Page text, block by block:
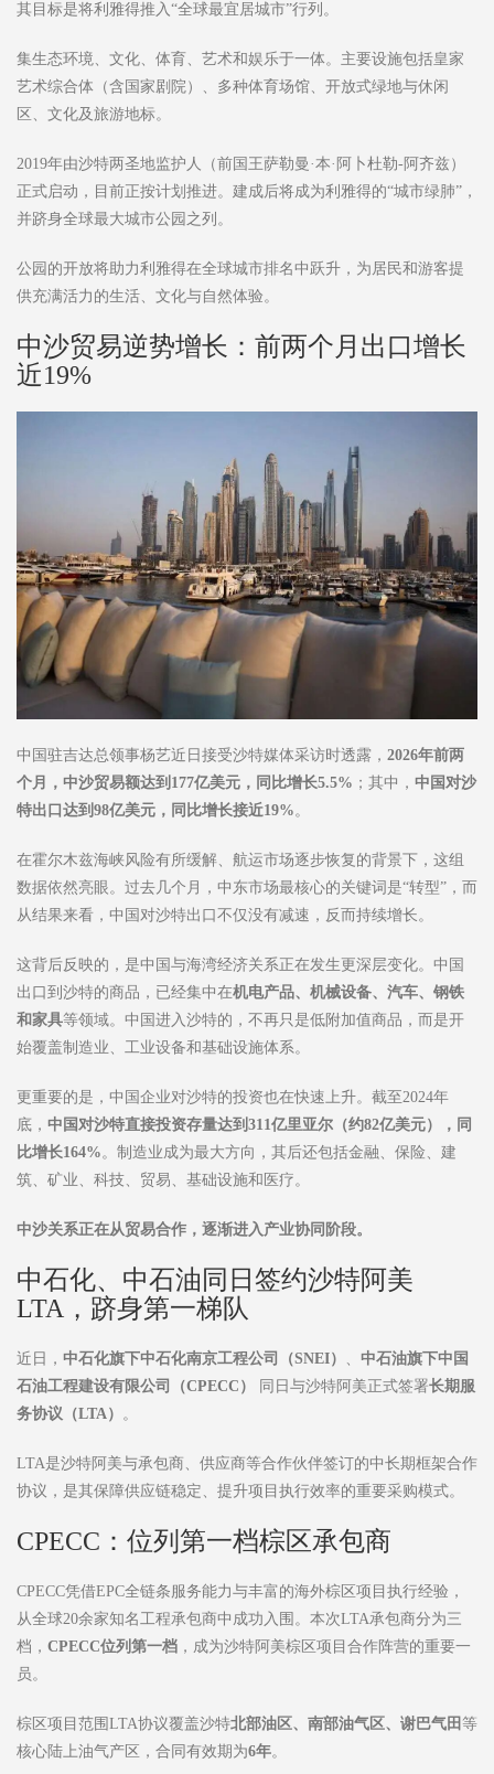
其目标是将利雅得推入“全球最宜居城市”行列。
集生态环境、文化、体育、艺术和娱乐于一体。主要设施包括皇家
艺术综合体（含国家剧院）、多种体育场馆、开放式绿地与休闲
区、文化及旅游地标。
2019年由沙特两圣地监护人（前国王萨勒曼·本·阿卜杜勒-阿齐兹）
正式启动，目前正按计划推进。建成后将成为利雅得的“城市绿肺”，
并跻身全球最大城市公园之列。
公园的开放将助力利雅得在全球城市排名中跃升，为居民和游客提
供充满活力的生活、文化与自然体验。
中沙贸易逆势增长：前两个月出口增长
近19%
中国驻吉达总领事杨艺近日接受沙特媒体采访时透露， 2026年前两
个月，中沙贸易额达到 177亿美元，同比增长5.5% ；其中， 中国对沙
特出口达到 98亿美元，同比增长接近19% 。
在霍尔木兹海峡风险有所缓解、航运市场逐步恢复的背景下，这组
数据依然亮眼。过去几个月，中东市场最核心的关键词是“转型”，而
从结果来看，中国对沙特出口不仅没有减速，反而持续增长。
这背后反映的，是中国与海湾经济关系正在发生更深层变化。中国
出口到沙特的商品，已经集中在机电产品、机械设备、汽车、钢铁
和家具等领域。中国进入沙特的，不再只是低附加值商品，而是开
始覆盖制造业、工业设备和基础设施体系。
更重要的是，中国企业对沙特的投资也在快速上升。截至2024年
底， 中国对沙特直接投资存量达到 311 亿里亚尔（约82亿美元），同
比增长164% 。制造业成为最大方向，其后还包括金融、保险、建
筑、矿业、科技、贸易、基础设施和医疗。
中沙关系正在从贸易合作，逐渐进入产业协同阶段。
中石化、中石油同日签约沙特阿美
LTA，跻身第一梯队
近日， 中石化旗下中石化南京工程公司（SNEI）
中石油旗下中国
石油工程建设有限公司（CPECC ） 同日与沙特阿美正式签署长期服
务协议（LTA ） 。
LTA是沙特阿美与承包商、供应商等合作伙伴签订的中长期框架合作
协议，是其保障供应链稳定、提升项目执行效率的重要采购模式。
CPECC：位列第一档棕区承包商
CPECC凭借EPC全链条服务能力与丰富的海外棕区项目执行经验，
从全球20余家知名工程承包商中成功入围。本次LTA承包商分为三
档， CPECC位列第一档 ，成为沙特阿美棕区项目合作阵营的重要一
员。
棕区项目范围LTA协议覆盖沙特北部油区、南部油气区、谢巴气田 等
核心陆上油气产区，合同有效期为6年。